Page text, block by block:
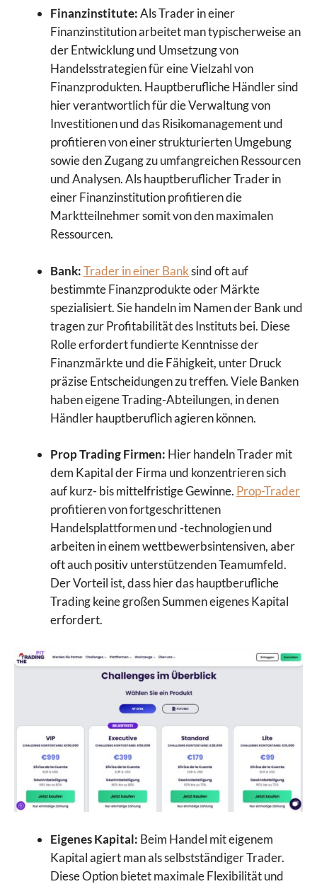
Finanzinstitute:Als Trader in einer
Finanzinstitution arbeitet man typischerweise an
der Entwicklung und Umsetzung von
Handelsstrategien für eine Vielzahl von
Finanzprodukten. Hauptberufliche Händler sind
hier verantwortlich für die Verwaltung von
Investitionen und das Risikomanagement und
profitieren von einer strukturierten Umgebung
sowie den Zugang zu umfangreichen Ressourcen
und Analysen. Als hauptberuflicher Trader in
einer Finanzinstitution profitieren die
Marktteilnehmer somit von den maximalen
Ressourcen.
Bank:Trader in einer Banksind oft auf
bestimmte Finanzprodukte oder Märkte
spezialisiert. Sie handeln im Namen der Bank und
tragen zur Profitabilität des Instituts bei. Diese
Rolle erfordert fundierte Kenntnisse der
Finanzmärkte und die Fähigkeit, unter Druck
präzise Entscheidungen zu treffen. Viele Banken
haben eigene Trading-Abteilungen, in denen
Händler hauptberuflich agieren können.
Prop Trading Firmen: Hier handeln Trader mit
dem Kapital der Firma und konzentrieren sich
auf kurz- bis mittelfristige Gewinne. Prop-Trader
profitieren von fortgeschrittenen
Handelsplattformen und -technologien und
arbeiten in einem wettbewerbsintensiven, aber
oft auch positiv unterstützenden Teamumfeld.
Der Vorteil ist, dass hier das hauptberufliche
Trading keine großen Summen eigenes Kapital
erfordert.
Eigenes Kapital: Beim Handel mit eigenem
Kapital agiert man als selbstständiger Trader.
Diese Option bietet maximale Flexibilität und